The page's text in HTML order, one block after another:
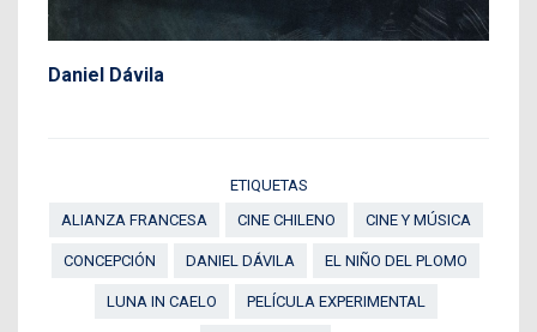
Daniel Dávila
ETIQUETAS
ALIANZA FRANCESA
CINE CHILENO CINE Y MÚSICA
CONCEPCIÓN DANIEL DÁVILA EL NIÑO DEL PLOMO
LUNA IN CAELO PELÍCULA EXPERIMENTAL